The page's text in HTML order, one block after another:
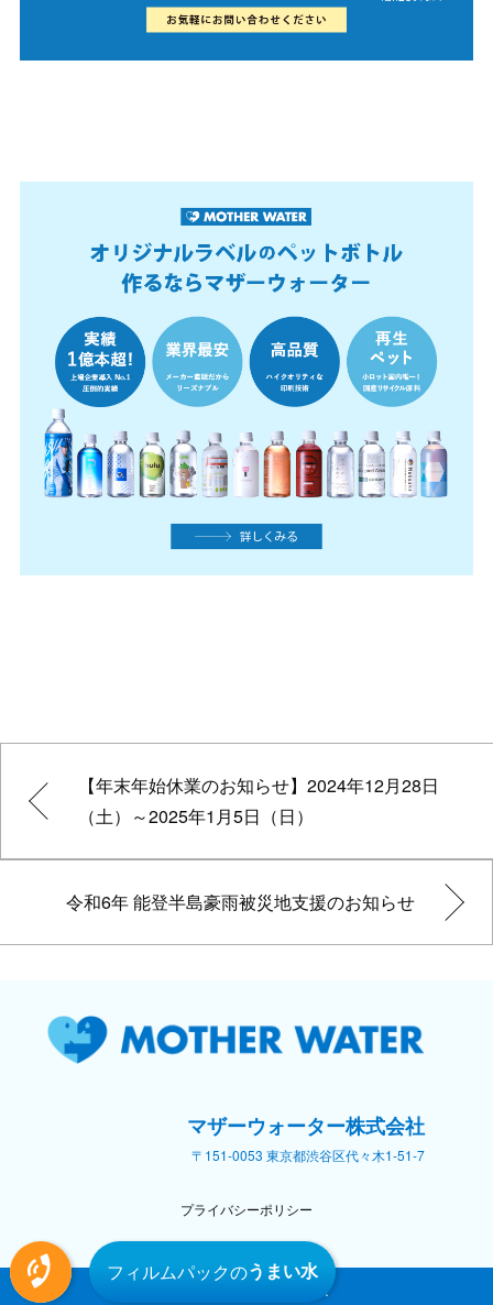
【年末年始休業のお知らせ】2024年12月28日
（土）～2025年1月5日（日）
令和6年 能登半島豪雨被災地支援のお知らせ
マザーウォーター株式会社
〒151-0053 東京都渋谷区代々木1-51-7
プライバシーポリシー
©MOTHER WATER Inc.
オリジナルラベルの天然水
フィルムパックのうまい水